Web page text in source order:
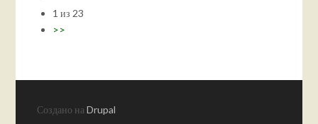
1 из 23
>>
Создано наDrupal